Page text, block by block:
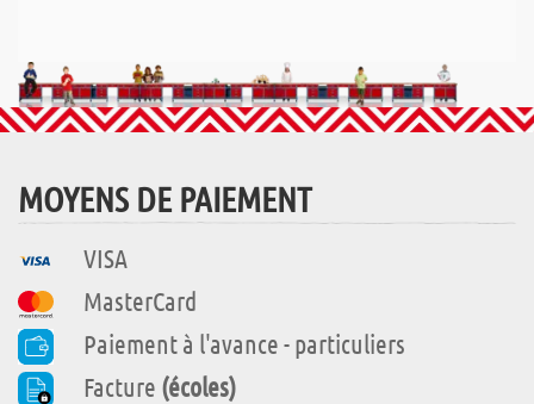
MOYENS DE PAIEMENT
VISA
MasterCard
Paiement à l'avance - particuliers
Facture (écoles)